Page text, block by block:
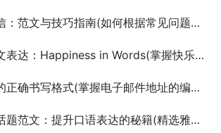
与技巧指南(如何根据常见问题撰写专业的投诉信范文)
in Words(掌握快乐的多种英文词汇与表达方式)
书写格式(掌握电子邮件地址的编写技巧与规则)
升口语表达的秘籍(精选雅思口语高分范文集与实战技巧解析)